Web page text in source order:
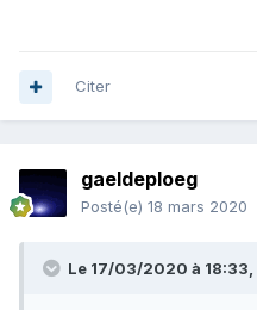
Citer
gaeldeploeg
Posté(e) 18 mars 2020
Le 17/03/2020 à 18:33,